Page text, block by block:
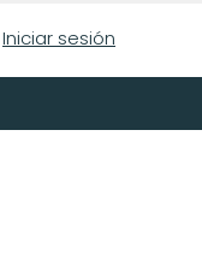
Iniciar sesión